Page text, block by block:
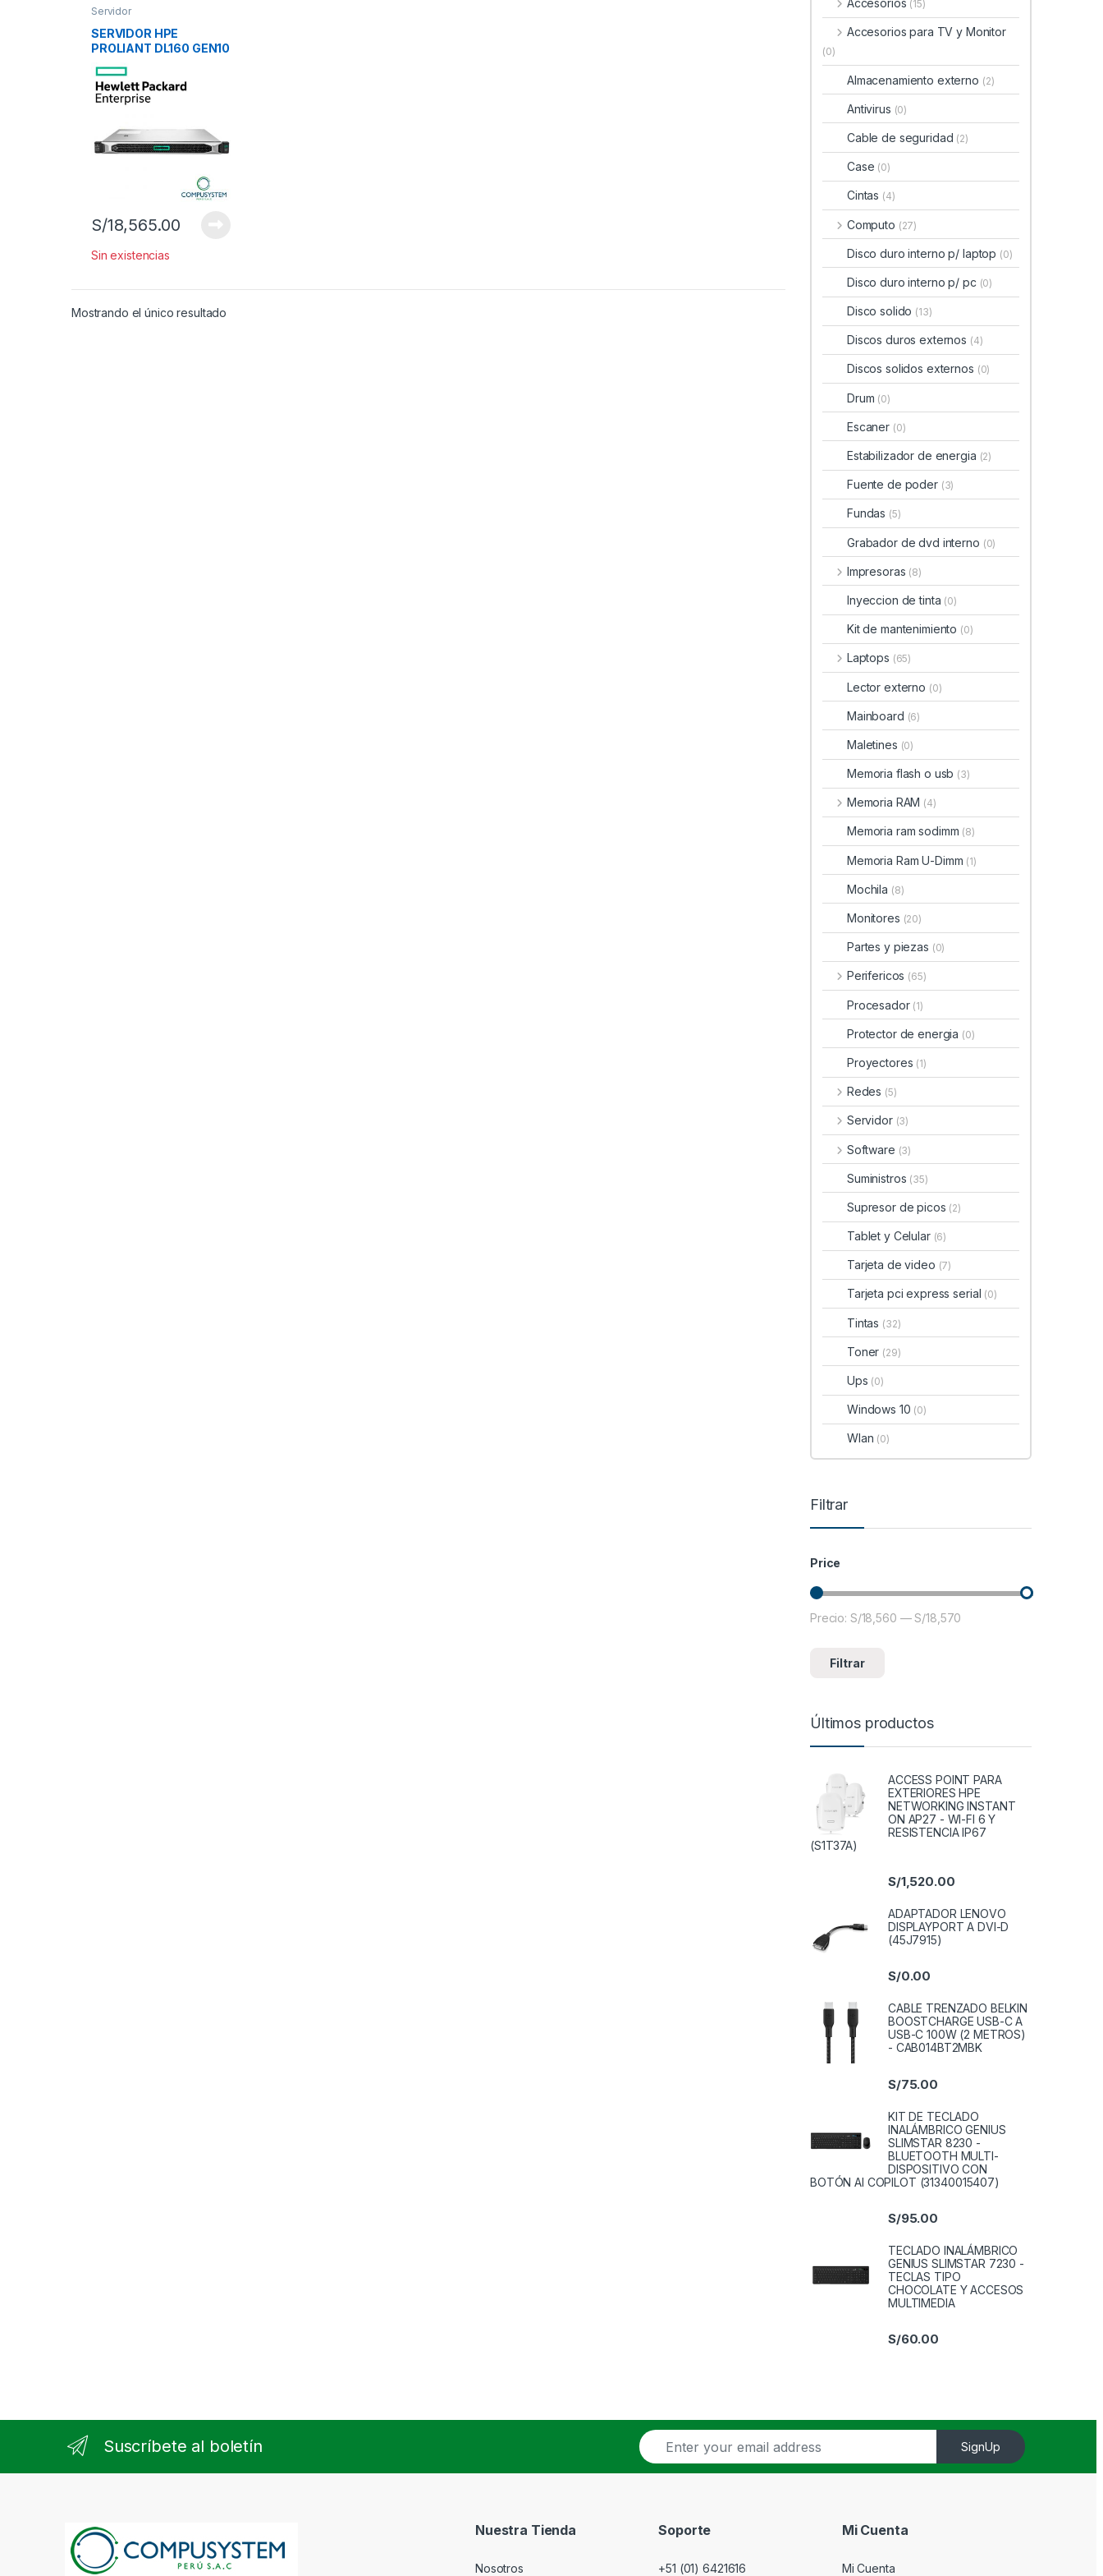
Servidor
SERVIDOR HPE
PROLIANT DL160 GEN10
4208, 2 FUENTES DE
PODER 500W, 2
DISCOS DUROS 1.2TB
2016 STD
S/18,565.00
Sin existencias
Mostrando el único resultado
Accesorios (15)
Accesorios para TV y Monitor
(0)
Almacenamiento externo (2)
Antivirus (0)
Cable de seguridad (2)
Case (0)
Cintas (4)
Computo (27)
Disco duro interno p/ laptop (0)
Disco duro interno p/ pc (0)
Disco solido (13)
Discos duros externos (4)
Discos solidos externos (0)
Drum (0)
Escaner (0)
Estabilizador de energia (2)
Fuente de poder (3)
Fundas (5)
Grabador de dvd interno (0)
Impresoras (8)
Inyeccion de tinta (0)
Kit de mantenimiento (0)
Laptops (65)
Lector externo (0)
Mainboard (6)
Maletines (0)
Memoria flash o usb (3)
Memoria RAM (4)
Memoria ram sodimm (8)
Memoria Ram U-Dimm (1)
Mochila (8)
Monitores (20)
Partes y piezas (0)
Perifericos (65)
Procesador (1)
Protector de energia (0)
Proyectores (1)
Redes (5)
Servidor (3)
Software (3)
Suministros (35)
Supresor de picos (2)
Tablet y Celular (6)
Tarjeta de video (7)
Tarjeta pci express serial (0)
Tintas (32)
Toner (29)
Ups (0)
Windows 10 (0)
Wlan (0)
Filtrar
Price
Precio mínimo
Precio máximo
Filtrar
Precio: S/18,560 —S/18,570
Últimos productos
ACCESS POINT PARA
EXTERIORES HPE
NETWORKING INSTANT
ON AP27 - WI-FI 6 Y
RESISTENCIA IP67
(S1T37A)
S/1,520.00
ADAPTADOR LENOVO
DISPLAYPORT A DVI-D
(45J7915)
S/0.00
CABLE TRENZADO BELKIN
BOOSTCHARGE USB-C A
USB-C 100W (2 METROS)
- CAB014BT2MBK
S/75.00
KIT DE TECLADO
INALÁMBRICO GENIUS
SLIMSTAR 8230 -
BLUETOOTH MULTI-
DISPOSITIVO CON
BOTÓN AI COPILOT (31340015407)
S/95.00
TECLADO INALÁMBRICO
GENIUS SLIMSTAR 7230 -
TECLAS TIPO
CHOCOLATE Y ACCESOS
MULTIMEDIA
S/60.00
Suscríbete al boletín
E
m
a
SignUp
Nuestra Tienda
Nosotros
Soporte
+51 (01) 6421616
Mi Cuenta
Mi Cuenta